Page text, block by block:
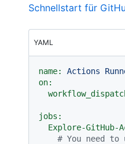
Schnellstart für
YAML
name: Actions
on:
jobs:
Explore-GitHub-
# You need to